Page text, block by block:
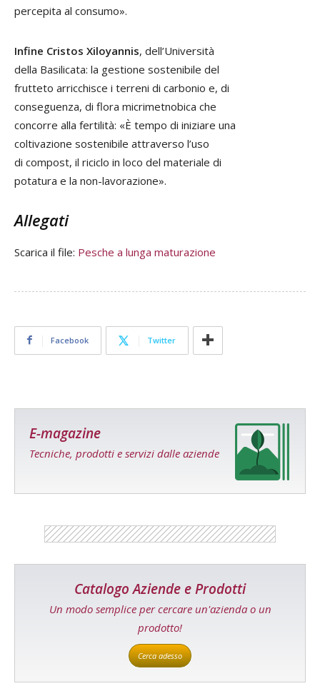
percepita al consumo».
Infine Cristos Xiloyannis, dell’Università
della Basilicata: la gestione sostenibile del
frutteto arricchisce i terreni di carbonio e, di
conseguenza, di flora micrimetnobica che
concorre alla fertilità: «È tempo di iniziare una
coltivazione sostenibile attraverso l’uso
di compost, il riciclo in loco del materiale di
potatura e la non-lavorazione».
Allegati
Scarica il file: Pesche a lunga maturazione
Facebook Twitter
E-magazine
Tecniche, prodotti e servizi dalle aziende
Catalogo Aziende e Prodotti
Un modo semplice per cercare un'azienda o un
prodotto!
Cerca adesso